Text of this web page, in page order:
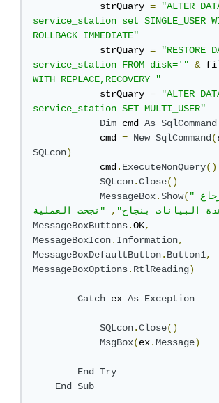
            strQuary
=
"ALTER
service_station set SINGLE_USER
ROLLBACK IMMEDIATE"
            strQuary
=
"RESTORE
service_station FROM disk='"
&
WITH REPLACE,RECOVERY "
            strQuary
=
"ALTER
service_station SET MULTI_USER"
Dim cmd As
SqlCommand
            cmd
= New SqlCommand(
SQLcon)
            cmd
.ExecuteNonQuery()
SQLcon.Close()
MessageBox.Show("تم استرجاع
البيانات بنجاح",
MessageBoxButtons.OK,
MessageBoxIcon.Information,
MessageBoxDefaultButton.Button1,
MessageBoxOptions.RtlReading)
Catch ex As Exception
SQLcon.Close()
MsgBox(ex.Message)
End
Try
End
Sub